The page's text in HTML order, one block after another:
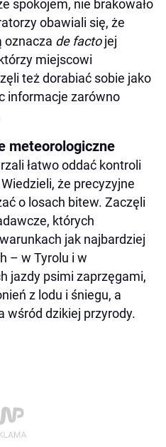
spokojem, nie brakowało
obawiali się, że
oznacza de factojej
miejscowi
też dorabiać sobie jako
informacje zarówno
meteorologiczne
łatwo oddać kontroli
że precyzyjne
o losach bitew. Zaczęli
których
jak najbardziej
– w Tyrolu i w
jazdy psimi zaprzęgami,
z lodu i śniegu, a
wśród dzikiej przyrody.